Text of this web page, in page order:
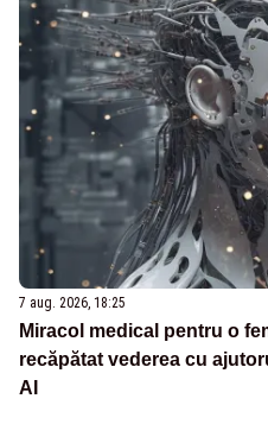
7 aug. 2026, 18:25
Miracol medical pentru o
recăpătat vederea cu
AI